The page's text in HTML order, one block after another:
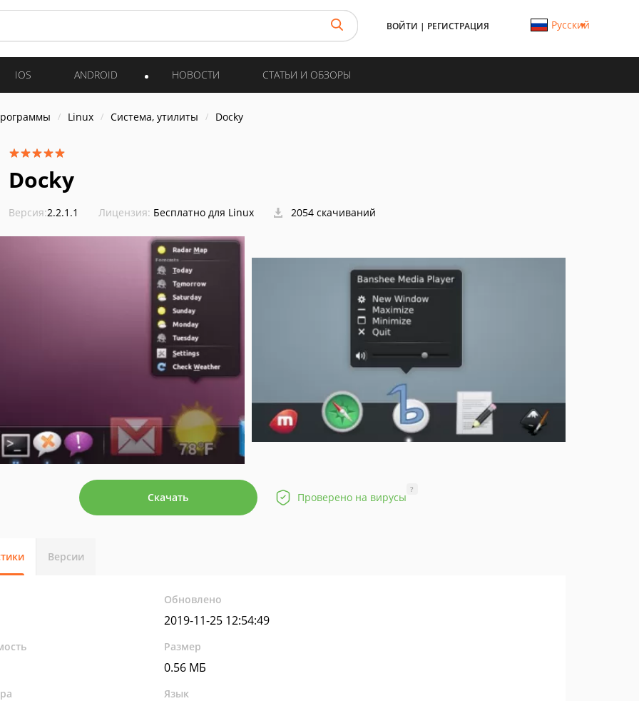
ВОЙТИ | РЕГИСТРАЦИЯ Русский
IOS ANDROID НОВОСТИ СТАТЬИ И ОБЗОРЫ
Linux Система, утилиты Docky
Docky
Версия:2.2.1.1 Лицензия: Бесплатно для Linux 2054 скачиваний
Скачать Проверено на вирусы
?
Версии
Обновлено
2019-11-25 12:54:49
Размер
0.56 МБ
Язык